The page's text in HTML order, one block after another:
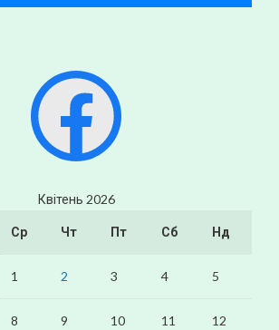
Квітень 2026
Ср Чт Пт Сб Нд
1 2 3 4 5
8 9 10 11 12